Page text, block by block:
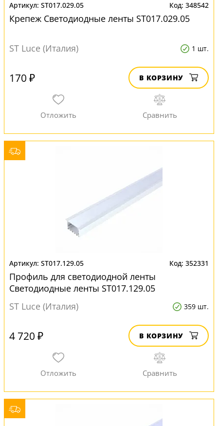
ST017.029.05 348542
Крепеж Светодиодные ленты ST017.029.05
ST Luce (Италия) 1 шт.
170 ₽ В КОРЗИНУ
ST017.129.05 352331
Профиль для светодиодной ленты
Светодиодные ленты ST017.129.05
ST Luce (Италия)
359 шт.
4 720 ₽ В КОРЗИНУ